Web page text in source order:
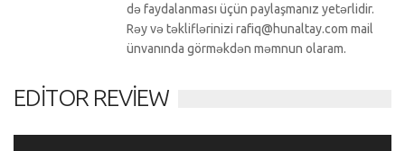
də faydalanması üçün paylaşmanız yetərlidir.
Rəy və təkliflərinizi rafiq@hunaltay.com mail
ünvanında görməkdən məmnun olaram.
EDITOR REVIEW